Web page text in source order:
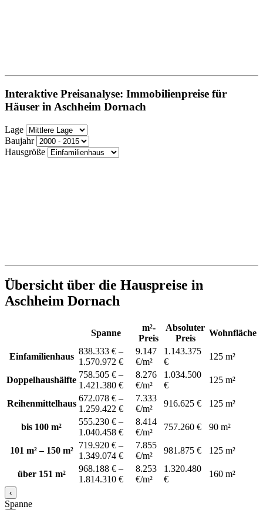
Interaktive Preisanalyse: Immobilienpreise für
Häuser in Aschheim Dornach
Lage
Baujahr
Hausgröße
Übersicht über die Hauspreise in
Aschheim Dornach
Spanne
m²-
Preis
Absoluter
Preis
Wohnfläche
Einfamilienhaus
838.333 € –
1.570.972 €
9.147
€/m²
1.143.375
€
125 m²
Doppelhaushälfte
758.505 € –
1.421.380 €
8.276
€/m²
1.034.500
€
125 m²
Reihenmittelhaus
672.078 € –
1.259.422 €
7.333
€/m²
916.625 € 125 m²
bis 100 m²
555.230 € –
1.040.458 €
8.414
€/m²
757.260 € 90 m²
101 m² – 150 m²
719.920 € –
1.349.074 €
7.855
€/m²
981.875 € 125 m²
über 151 m²
968.188 € –
1.814.310 €
8.253
€/m²
1.320.480
€
160 m²
‹
Spanne